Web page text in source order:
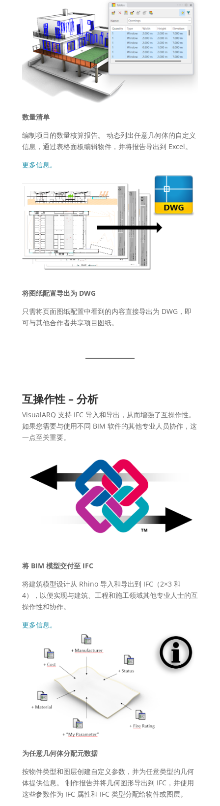
数量清单
编制项目的数量核算报告。 动态列出任意几何体的自定义
信息，通过表格面板编辑物件，并将报告导出到 Excel。
更多信息。
将图纸配置导出为 DWG
只需将页面图纸配置中看到的内容直接导出为 DWG，即
可与其他合作者共享项目图纸。
互操作性 – 分析
VisualARQ 支持 IFC 导入和导出，从而增强了互操作性。
如果您需要与使用不同 BIM 软件的其他专业人员协作，这
一点至关重要。
将 BIM 模型交付至 IFC
将建筑模型设计从 Rhino 导入和导出到 IFC（2×3 和
4），以便实现与建筑、工程和施工领域其他专业人士的互
操作性和协作。
更多信息。
为任意几何体分配元数据
按物件类型和图层创建自定义参数，并为任意类型的几何
体提供信息。 制作报告并将几何图形导出到 IFC，并使用
这些参数作为 IFC 属性和 IFC 类型分配给物件或图层。